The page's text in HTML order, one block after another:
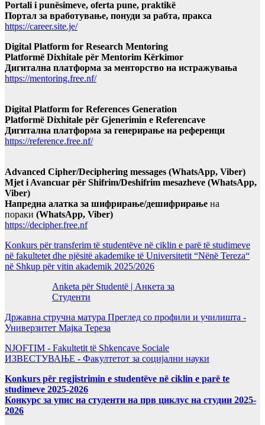
Portali i punësimeve, oferta pune, praktikë
Портал за вработување, понуди за рабта, пракса
https://career.site.je/
Digital Platform for Research Mentoring
Platformë Dixhitale për Mentorim Kërkimor
Дигитална платформа за менторство на истражувања
https://mentoring.free.nf/
Digital Platform for References Generation
Platformë Dixhitale për Gjenerimin e Referencave
Дигитална платформа за генерирање на референци
https://reference.free.nf/
Advanced Cipher/Deciphering messages (WhatsApp, Viber)
Mjet i Avancuar për Shifrim/Deshifrim mesazheve (WhatsApp,
Viber)
Напредна алатка за шифрирање/дешифрирање на
пораки (WhatsApp, Viber)
https://decipher.free.nf
Konkurs për transferim të studentëve në ciklin e parë të studimeve
në fakultetet dhe njësitë akademike të Universitetit “Nënë Tereza“
në Shkup për vitin akademik 2025/2026
Anketa për Studentë | Анкета за
Студенти
Државна стручна матура Преглед со профили и училишта -
Универзитет Мајка Тереза
NJOFTIM - Fakultetit të Shkencave Sociale
ИЗВЕСТУВАЊЕ - Факултетот за социјални науки
Konkurs për regjistrimin e studentëve në ciklin e parë te
studimeve 2025-2026
Конкурс за упис на студенти на прв циклус на студии 2025-
2026